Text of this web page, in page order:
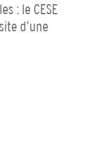
: le CESE
d’une